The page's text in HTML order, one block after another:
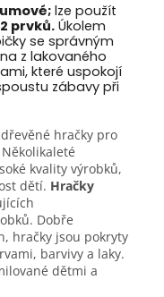
lze použít
prvků. Úkolem
se správným
z lakovaného
které uspokojí
zábavy při
hračky pro
kvality výrobků,
dětí. Hračky
Dobře
hračky jsou pokryty
barvivy a laky.
dětmi a